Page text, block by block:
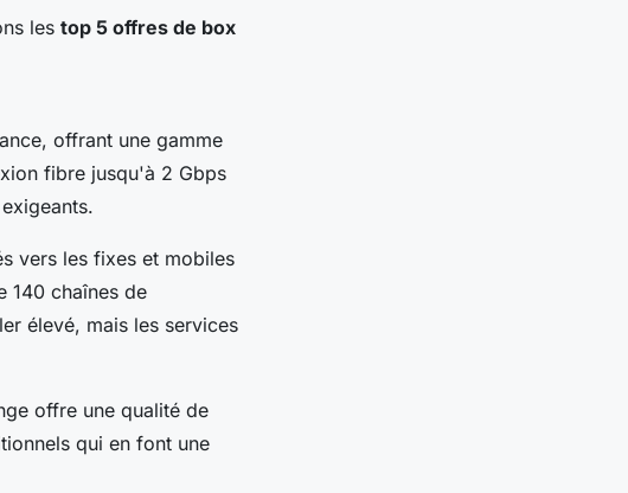
les top 5 offres de box
offrant une gamme
fibre jusqu'à 2 Gbps
vers les fixes et mobiles
140 chaînes de
élevé, mais les services
offre une qualité de
qui en font une